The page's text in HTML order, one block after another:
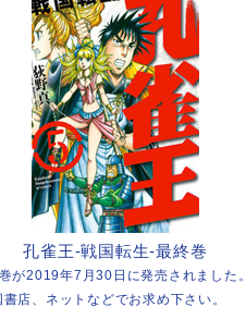
孔雀王-戦国転生-最終巻
が2019年7月30日に発売されました。
書店、ネットなどでお求め下さい。